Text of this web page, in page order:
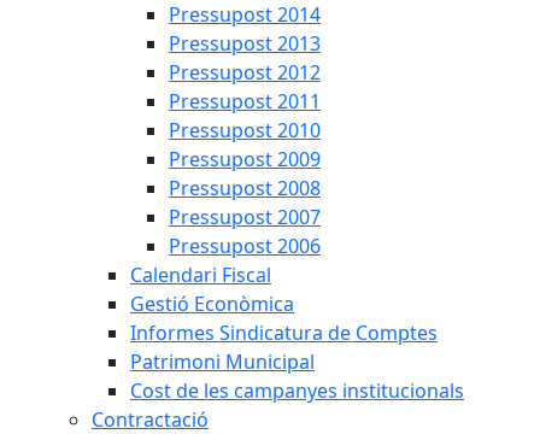
Pressupost 2014
Pressupost 2013
Pressupost 2012
Pressupost 2011
Pressupost 2010
Pressupost 2009
Pressupost 2008
Pressupost 2007
Pressupost 2006
Calendari Fiscal
Gestió Econòmica
Informes Sindicatura de Comptes
Patrimoni Municipal
Cost de les campanyes institucionals
Contractació